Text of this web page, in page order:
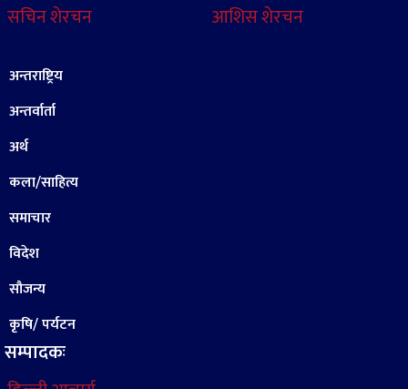
सचिन शेरचन
आशिस शेरचन
अन्तराष्ट्रिय
अन्तर्वार्ता
अर्थ
कला/साहित्य
समाचार
विदेश
सौजन्य
कृषि/ पर्यटन
सम्पादकः